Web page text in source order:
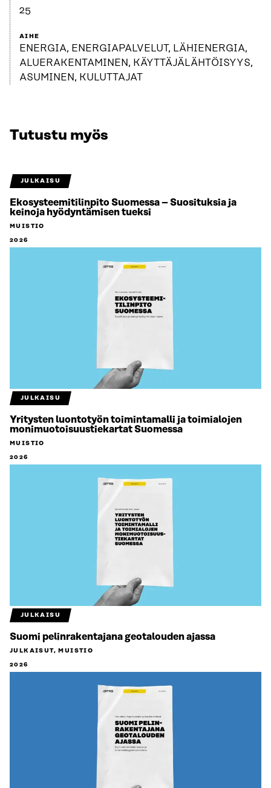
25
AIHE
ENERGIA, ENERGIAPALVELUT, LÄHIENERGIA,
ALUERAKENTAMINEN, KÄYTTÄJÄLÄHTÖISYYS,
ASUMINEN, KULUTTAJAT
Tutustu myös
JULKAISU
Ekosysteemitilinpito Suomessa – Suosituksia ja
keinoja hyödyntämisen tueksi
MUISTIO
2026
JULKAISU
Yritysten luontotyön toimintamalli ja toimialojen
monimuotoisuustiekartat Suomessa
MUISTIO
2026
JULKAISU
Suomi pelinrakentajana geotalouden ajassa
JULKAISUT, MUISTIO
2026